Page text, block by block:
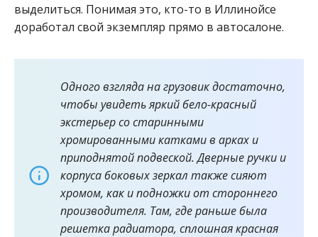
выделиться. Понимая это, кто-то в Иллинойсе
доработал свой экземпляр прямо в автосалоне.
Одного взгляда на грузовик достаточно,
чтобы увидеть яркий бело-красный
экстерьер со старинными
хромированными катками в арках и
приподнятой подвеской. Дверные ручки и
корпуса боковых зеркал также сияют
хромом, как и подножки от стороннего
производителя. Там, где раньше была
решетка радиатора, сплошная красная